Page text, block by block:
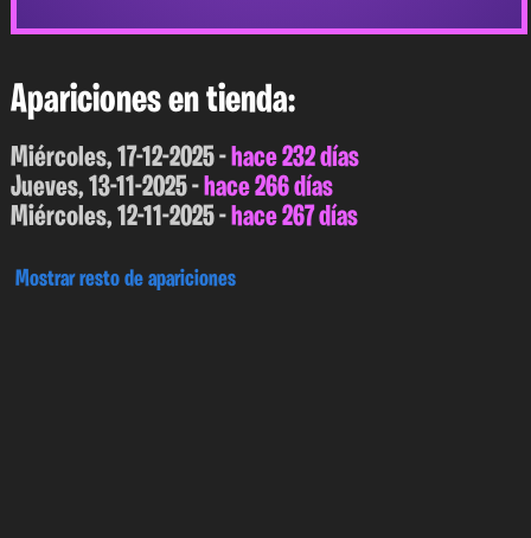
Apariciones en tienda:
Miércoles, 17-12-2025 -hace 232 días
Jueves, 13-11-2025 -hace 266 días
Miércoles, 12-11-2025 -hace 267 días
Mostrar resto de apariciones